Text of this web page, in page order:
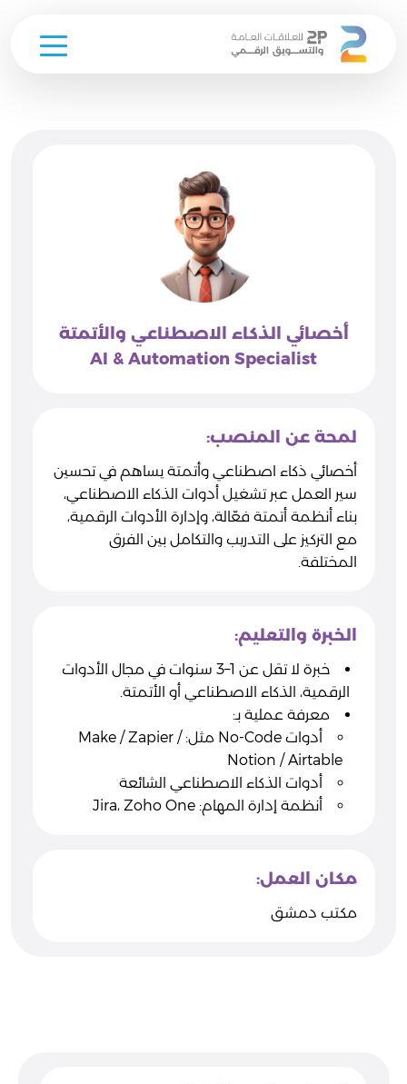
لمحة عن المنصب:
أخصائي ذكاء اصطناعي وأتمتة يساهم في تحسين
سير العمل عبر تشغيل أدوات الذكاء الاصطناعي،
بناء أنظمة أتمتة فعّالة، وإدارة الأدوات الرقمية،
مع التركيز على التدريب والتكامل بين الفرق
المختلفة.
الخبرة والتعليم:
خبرة لا تقل عن 1–3 سنوات في مجال الأدوات
الرقمية، الذكاء الاصطناعي أو الأتمتة.
معرفة عملية بـ:
أدوات No-Code مثل: Make / Zapier /
Notion / Airtable
أدوات الذكاء الاصطناعي الشائعة
أنظمة إدارة المهام: Jira، Zoho One
مكان العمل:
مكتب دمشق
أخصائي الذكاء الاصطناعي والأتمتة
AI & Automation Specialist